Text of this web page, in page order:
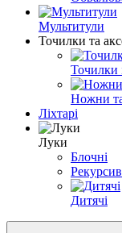
Мультитули
Точилки та
Точилки
Ножни
Ліхтарі
Луки
Блочні
Дитячі